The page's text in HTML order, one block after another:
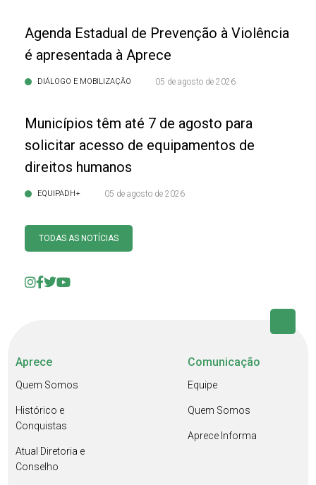
Agenda Estadual de Prevenção à Violência
é apresentada à Aprece
DIÁLOGO E MOBILIZAÇÃO 05 de agosto de 2026
Municípios têm até 7 de agosto para
solicitar acesso de equipamentos de
direitos humanos
EQUIPADH+ 05 de agosto de 2026
TODAS AS NOTÍCIAS
Aprece
Quem Somos
Histórico e
Conquistas
Atual Diretoria e
Conselho
Comunicação
Equipe
Quem Somos
Aprece Informa